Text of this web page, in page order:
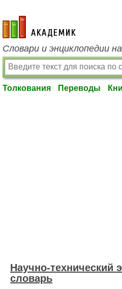
academic.ru
Словари и энциклопедии
Толкования Переводы
Научно-технический
словарь